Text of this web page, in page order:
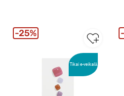
Tikai e-veikalā
25%